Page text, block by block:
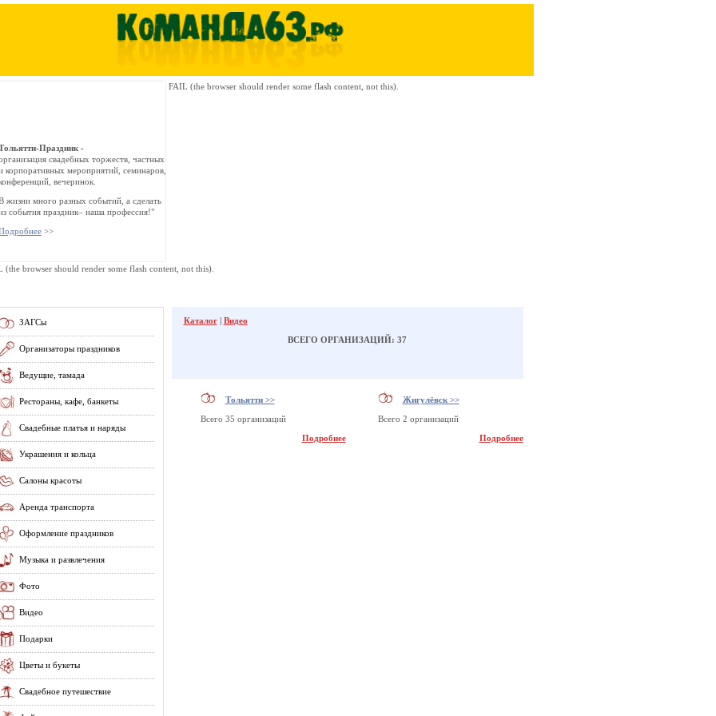
Праздник -
свадебных торжеств, частных
корпоративных мероприятий, семинаров,
вечеринок.
жизни много разных событий, а сделать
события праздник– наша профессия!"
>>
FAIL (the browser should render some flash content, not this).
(the browser should render some flash content, not this).
ЗАГСы
Организаторы праздников
Ведущие, тамада
Рестораны, кафе, банкеты
Свадебные платья и наряды
Украшения и кольца
Салоны красоты
Аренда транспорта
Оформление праздников
Музыка и развлечения
Фото
Видео
Подарки
Цветы и букеты
Свадебное путешествие
Каталог | Видео
ВСЕГО ОРГАНИЗАЦИЙ: 37
Тольятти >>
Всего 35 организаций
Подробнее
Жигулёвск >>
Всего 2 организаций
Подробнее